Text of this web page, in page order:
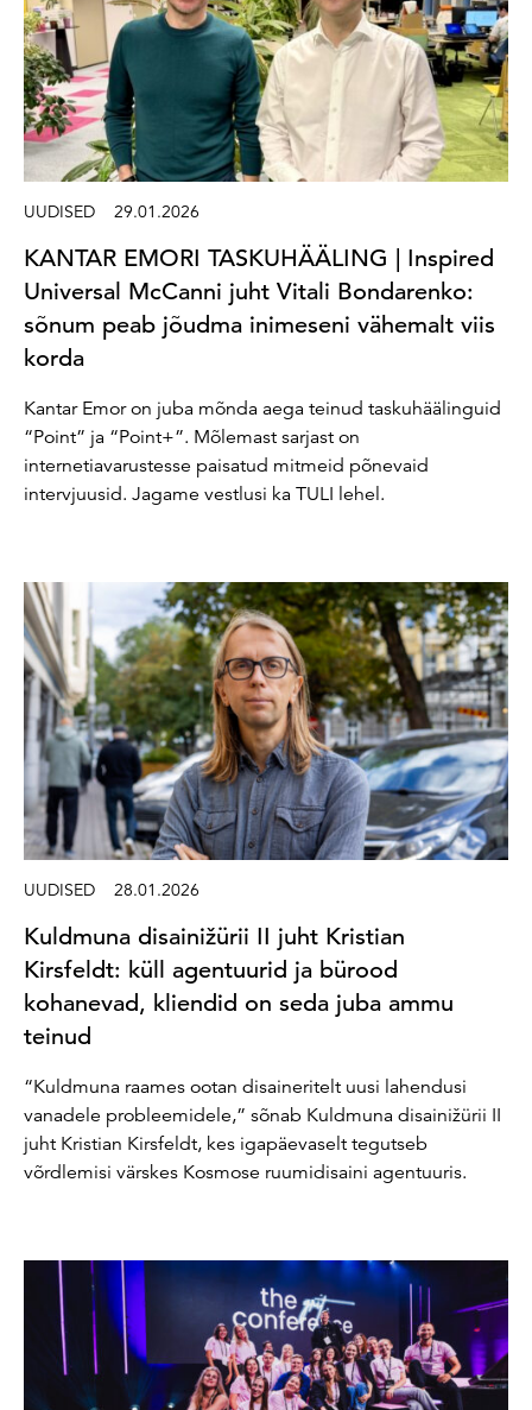
UUDISED 29.01.2026
KANTAR EMORI TASKUHÄÄLING | Inspired
Universal McCanni juht Vitali Bondarenko:
sõnum peab jõudma inimeseni vähemalt viis
korda
Kantar Emor on juba mõnda aega teinud taskuhäälinguid
“Point” ja “Point+”. Mõlemast sarjast on
internetiavarustesse paisatud mitmeid põnevaid
intervjuusid. Jagame vestlusi ka TULI lehel.
UUDISED 28.01.2026
Kuldmuna disainižürii II juht Kristian
Kirsfeldt: küll agentuurid ja bürood
kohanevad, kliendid on seda juba ammu
teinud
“Kuldmuna raames ootan disaineritelt uusi lahendusi
vanadele probleemidele,” sõnab Kuldmuna disainižürii II
juht Kristian Kirsfeldt, kes igapäevaselt tegutseb
võrdlemisi värskes Kosmose ruumidisaini agentuuris.